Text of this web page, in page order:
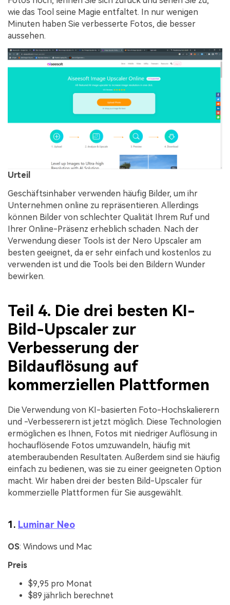
wie das Tool seine Magie entfaltet. In nur wenigen
Minuten haben Sie verbesserte Fotos, die besser
aussehen.
Urteil
Geschäftsinhaber verwenden häufig Bilder, um ihr
Unternehmen online zu repräsentieren. Allerdings
können Bilder von schlechter Qualität Ihrem Ruf und
Ihrer Online-Präsenz erheblich schaden. Nach der
Verwendung dieser Tools ist der Nero Upscaler am
besten geeignet, da er sehr einfach und kostenlos zu
verwenden ist und die Tools bei den Bildern Wunder
bewirken.
Teil 4. Die drei besten KI-
Bild-Upscaler zur
Verbesserung der
Bildauflösung auf
kommerziellen Plattformen
Die Verwendung von KI-basierten Foto-Hochskalierern
und -Verbesserern ist jetzt möglich. Diese Technologien
ermöglichen es Ihnen, Fotos mit niedriger Auflösung in
hochauflösende Fotos umzuwandeln, häufig mit
atemberaubenden Resultaten. Außerdem sind sie häufig
einfach zu bedienen, was sie zu einer geeigneten Option
macht. Wir haben drei der besten Bild-Upscaler für
kommerzielle Plattformen für Sie ausgewählt.
1. Luminar Neo
OS: Windows und Mac
Preis
$9,95 pro Monat
$89 jährlich berechnet